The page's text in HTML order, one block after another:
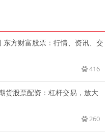
东方财富股票：行情、资讯、交
416
货股票配资：杠杆交易，放大
260